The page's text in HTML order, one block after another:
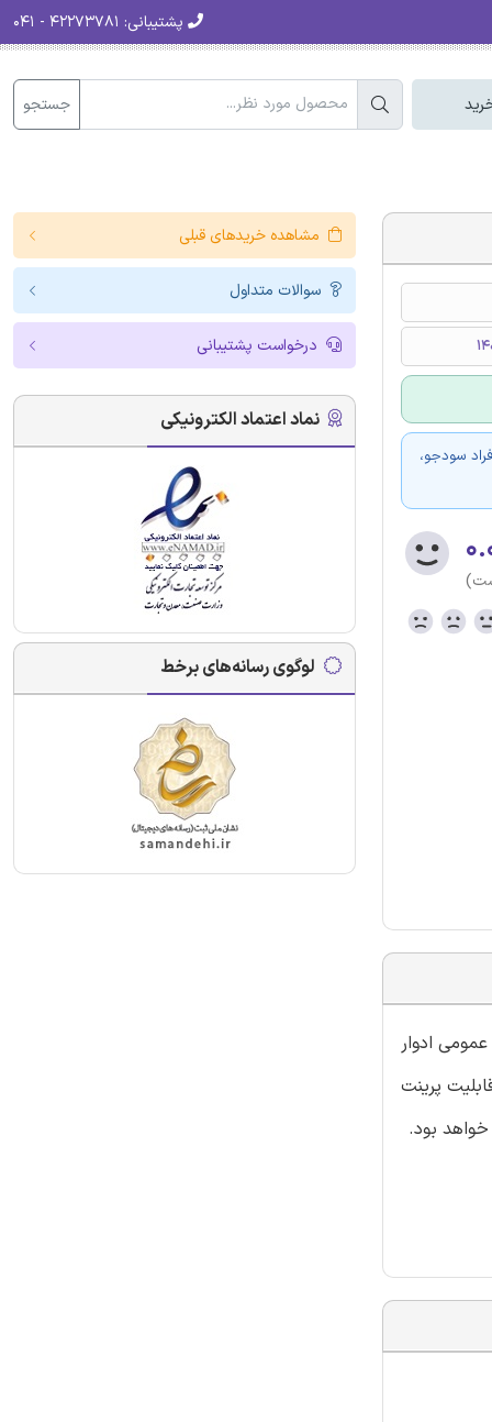
پشتیبانی:
جستجو
سودجو،
ادوار
پرینت
بود.
مشاهده خریدهای قبلی
سوالات متداول
درخواست پشتیبانی
نماد اعتماد الکترونیکی
لوگوی رسانه‌های برخط